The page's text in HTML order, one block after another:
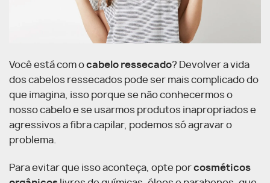
Você está com ocabelo ressecado? Devolver a vida
dos cabelos ressecados pode ser mais complicado do
que imagina, isso porque se não conhecermos o
nosso cabelo e se usarmos produtos inapropriados e
agressivos a fibra capilar, podemos só agravar o
problema.
Para evitar que isso aconteça, opte porcosméticos